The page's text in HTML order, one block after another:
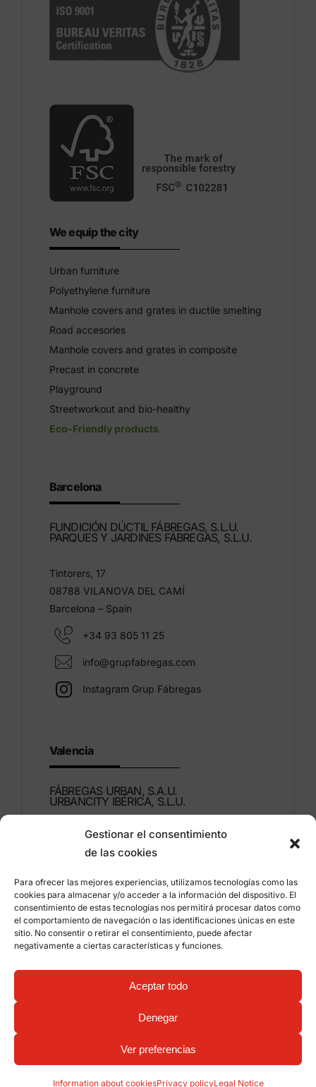
Gestionar el consentimiento
de las cookies
Para ofrecer las mejores experiencias, utilizamos tecnologías como las
cookies para almacenar y/o acceder a la información del dispositivo. El
consentimiento de estas tecnologías nos permitirá procesar datos como
el comportamiento de navegación o las identificaciones únicas en este
sitio. No consentir o retirar el consentimiento, puede afectar
negativamente a ciertas características y funciones.
Aceptar todo
Denegar
Ver preferencias
Information about cookiesPrivacy policyLegal Notice
We equip the city
Urban furniture
Polyethylene furniture
Manhole covers and grates in ductile smelting
Road accesories
Manhole covers and grates in composite
Precast in concrete
Playground
Streetworkout and bio-healthy
Eco-Friendly products
Barcelona
FUNDICIÓN DÚCTIL FÁBREGAS, S.L.U.
PARQUES Y JARDINES FÁBREGAS, S.L.U.
Tintorers, 17
08788 VILANOVA DEL CAMÍ
Barcelona – Spain
+34 93 805 11 25
info@grupfabregas.com
Instagram Grup Fábregas
Valencia
FÁBREGAS URBAN, S.A.U.
URBANCITY IBÉRICA, S.L.U.
Montdúber, 3
46960 ALDAIA
+34 96 151 53 44
info@grupfabregas.com
Legal Notice
Privacy policy
2026 Grup Fábregas, S.L.U. – ECO Friendly urban
Web design: qualitystudio